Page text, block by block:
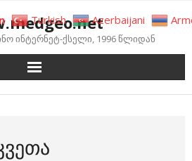
ინტერნეტ-ქსელი, 1996 წლიდან
Turkish Azerbaijani